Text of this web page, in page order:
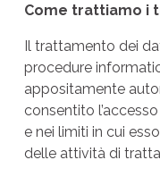
Come trattiamo i
Il trattamento dei
procedure
appositamente
consentito
e nei limiti in cui
delle attività di